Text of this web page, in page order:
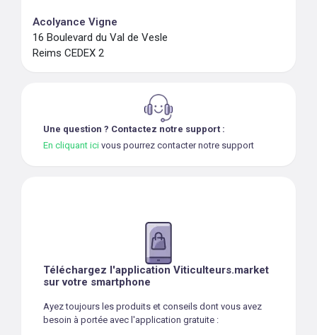
Acolyance Vigne
16 Boulevard du Val de Vesle
Reims CEDEX 2
Une question ? Contactez notre support :
En cliquant ici vous pourrez contacter notre support
Téléchargez l'application Viticulteurs.market
sur votre smartphone
Ayez toujours les produits et conseils dont vous avez
besoin à portée avec l'application gratuite :